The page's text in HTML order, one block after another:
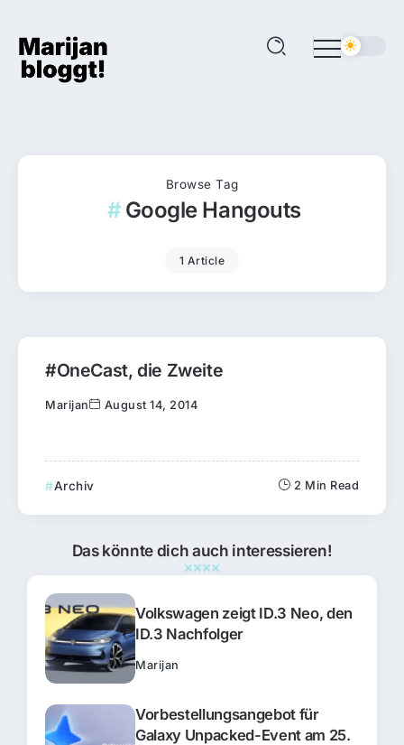
Browse Tag
Google Hangouts
1 Article
#OneCast, die Zweite
Marijan August 14, 2014
Archiv 2 Min Read
Das könnte dich auch interessieren!
Volkswagen zeigt ID.3 Neo, den
ID.3 Nachfolger
Marijan
Vorbestellungsangebot für
Galaxy Unpacked-Event am 25.